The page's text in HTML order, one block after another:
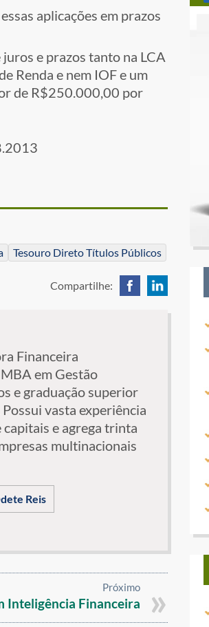
aplicações em prazos
e prazos tanto na LCA
Renda e nem IOF e um
de R$250.000,00 por
Tesouro Direto Títulos Públicos
Compartilhe:
Financeira
em Gestão
e graduação superior
vasta experiência
capitais e agrega trinta
multinacionais
Reis
Próximo
Inteligência Financeira